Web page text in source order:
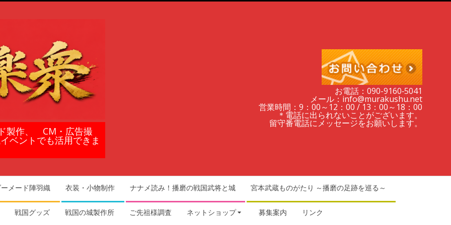
製作、 CM・広告撮
ベントでも活用できま
お電話：090-9160‐5041
メール：info@murakushu.net
営業時間：9：00～12：00 / 13：00～18：00
＊電話に出られないことがございます。
留守番電話にメッセージをお願いします。
メード陣羽織 衣装・小物制作 ナナメ読み！播磨の戦国武将と城 宮本武蔵ものがたり ～播磨の足跡を巡る～
戦国グッズ 戦国の城製作所 ご先祖様調査 ネットショップ 募集案内 リンク